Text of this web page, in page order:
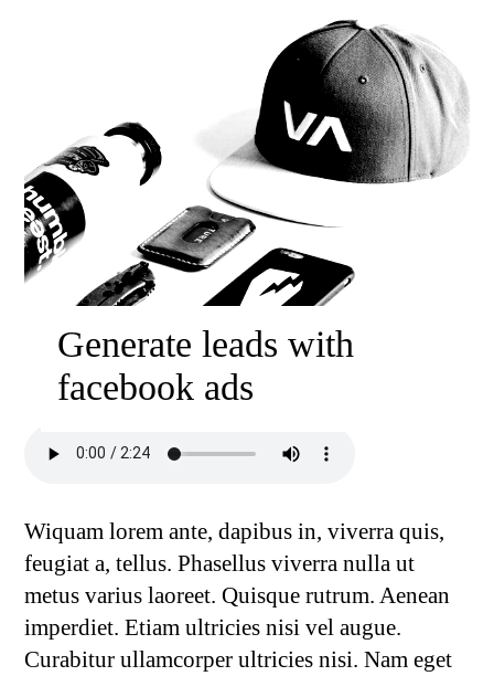
Generate leads with
facebook ads
Wiquam lorem ante, dapibus in, viverra quis,
feugiat a, tellus. Phasellus viverra nulla ut
metus varius laoreet. Quisque rutrum. Aenean
imperdiet. Etiam ultricies nisi vel augue.
Curabitur ullamcorper ultricies nisi. Nam eget